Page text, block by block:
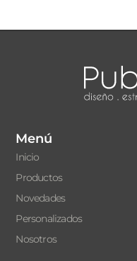
Menú
Inicio
Productos
Novedades
Personalizados
Nosotros